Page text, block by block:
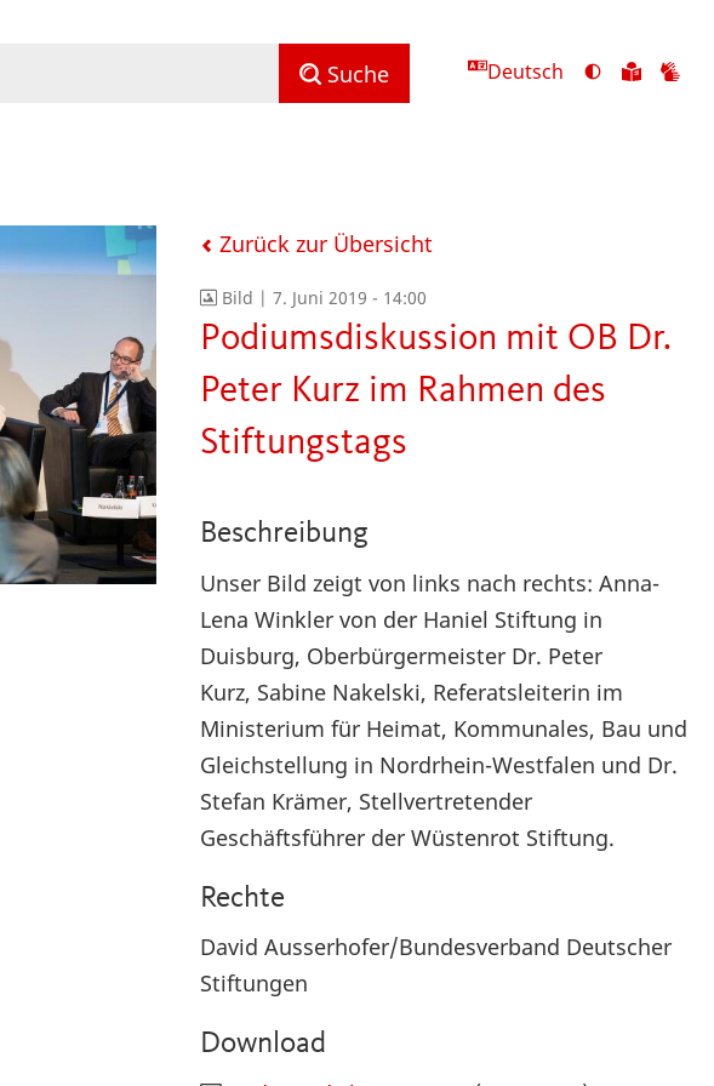
Suche Deutsch
Ansicht
Zu
Zurück zur Übersicht
Bild |7. Juni 2019 - 14:00
Podiumsdiskussion mit OB Dr.
Peter Kurz im Rahmen des
Stiftungstags
Beschreibung
Unser Bild zeigt von links nach rechts: Anna-
Lena Winkler von der Haniel Stiftung in
Duisburg, Oberbürgermeister Dr. Peter
Kurz, Sabine Nakelski, Referatsleiterin im
Ministerium für Heimat, Kommunales, Bau und
Gleichstellung in Nordrhein-Westfalen und Dr.
Stefan Krämer, Stellvertretender
Geschäftsführer der Wüstenrot Stiftung.
Rechte
David Ausserhofer/Bundesverband Deutscher
Stiftungen
Download